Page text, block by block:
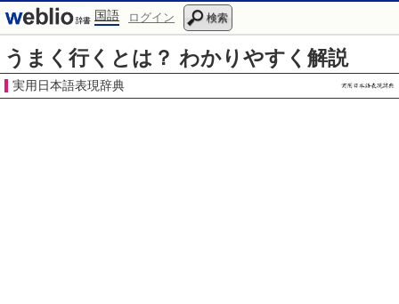
国語 ログイン 検索
うまく行くとは？ わかりやすく解説
実用日本語表現辞典